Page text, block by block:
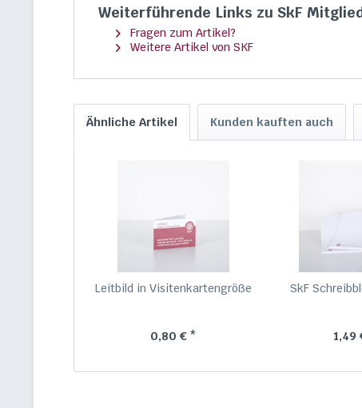
Weiterführende Links zu SkF
Fragen zum Artikel?
Weitere Artikel von SKF
Ähnliche Artikel Kunden kauften auch
Leitbild in Visitenkartengröße
0,80 € *
SkF
1,49